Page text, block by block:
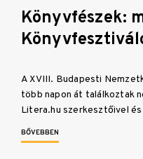
Könyvfészek:
A XVIII. Budapesti
több napon át találkoztak
Litera.hu szerkesztőivel
BŐVEBBEN